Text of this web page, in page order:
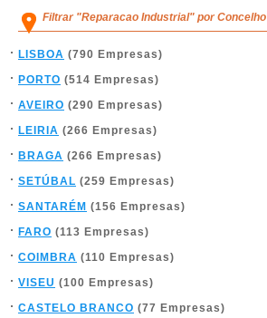
Filtrar "Reparacao Industrial" por Concelho
LISBOA (790 Empresas)
PORTO (514 Empresas)
AVEIRO (290 Empresas)
LEIRIA (266 Empresas)
BRAGA (266 Empresas)
SETÚBAL (259 Empresas)
SANTARÉM (156 Empresas)
FARO (113 Empresas)
COIMBRA (110 Empresas)
VISEU (100 Empresas)
CASTELO BRANCO (77 Empresas)